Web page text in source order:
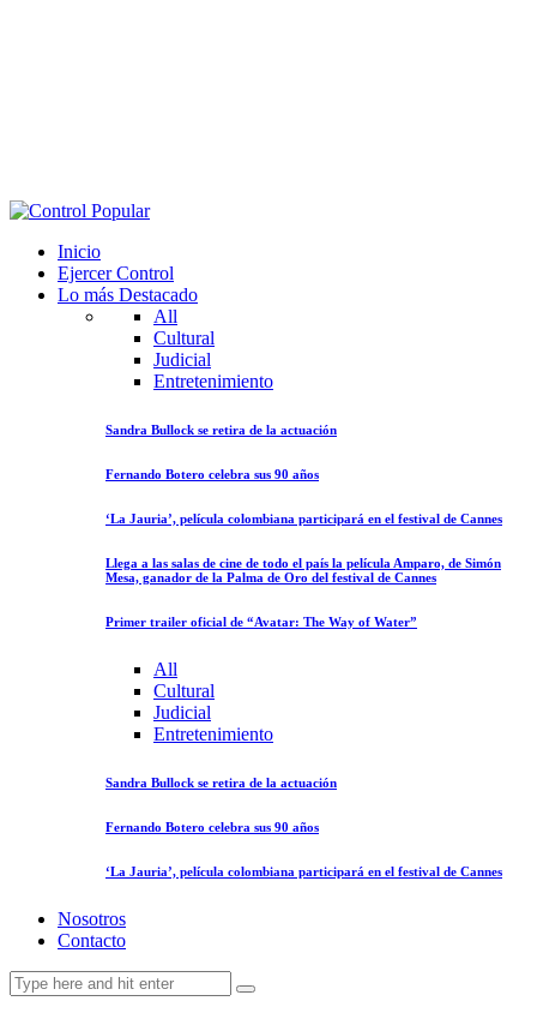
Inicio
Ejercer Control
Lo más Destacado
All
Cultural
Judicial
Entretenimiento
Sandra Bullock se retira de la actuación
Fernando Botero celebra sus 90 años
‘La Jauria’, película colombiana participará en el festival de Cannes
Llega a las salas de cine de todo el país la película Amparo, de Simón
Mesa, ganador de la Palma de Oro del festival de Cannes
Primer trailer oficial de “Avatar: The Way of Water”
All
Cultural
Judicial
Entretenimiento
Sandra Bullock se retira de la actuación
Fernando Botero celebra sus 90 años
‘La Jauria’, película colombiana participará en el festival de Cannes
Nosotros
Contacto